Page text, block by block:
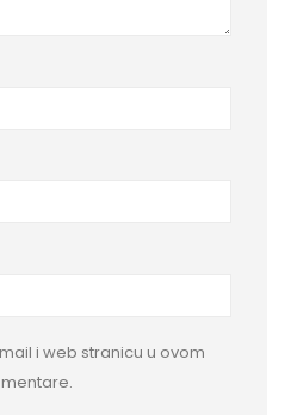
i web stranicu u ovom